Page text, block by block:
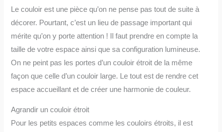
Le couloir est une pièce qu’on ne pense pas tout de suite à
décorer. Pourtant, c’est un lieu de passage important qui
mérite qu’on y porte attention ! Il faut prendre en compte la
taille de votre espace ainsi que sa configuration lumineuse.
On ne peint pas les portes d’un couloir étroit de la même
façon que celle d’un couloir large. Le tout est de rendre cet
espace accueillant et de créer une harmonie de couleur.
Agrandir un couloir étroit
Pour les petits espaces comme les couloirs étroits, il est